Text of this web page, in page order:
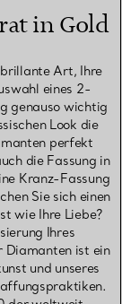
in Gold
Art, Ihre
eines 2-
genauso wichtig
Look die
perfekt
die Fassung in
Kranz-Fassung
Sie sich einen
wie Ihre Liebe?
Ihres
Diamanten ist ein
und unseres